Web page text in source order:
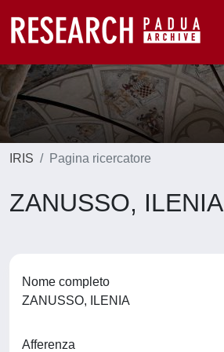
IRIS Pagina ricercatore
ZANUSSO, ILENIA
Nome completo
ZANUSSO, ILENIA
Afferenza